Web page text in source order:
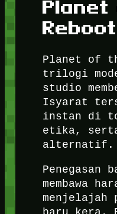
Planet
Planet of
trilogi
studio
Isyarat
instan di
etika,
alternatif.
Penegasan
membawa
menjelajah